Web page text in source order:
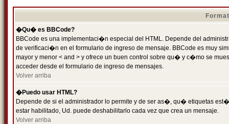
�Qu� es BBCode?
BBCode es una implementaci�n especial del HTML. Depende del
de verificaci�n en el formulario de ingreso de mensaje. BBCode es muy
mayor y menor < and > y ofrece un buen control sobre qu� y c�mo se
acceder desde el formulario de ingreso de mensajes.
Volver arriba
�Puedo usar HTML?
Depende de si el administrador lo permite y de ser as�, qu� etiquetas
estar habilitado, Ud. puede deshabilitarlo cada vez que crea un mensaje.
Volver arriba